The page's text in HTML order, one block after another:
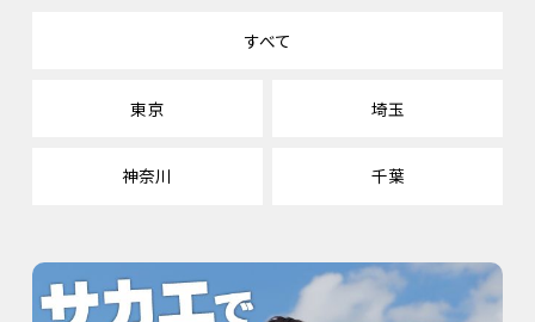
すべて
東京 埼玉
神奈川 千葉